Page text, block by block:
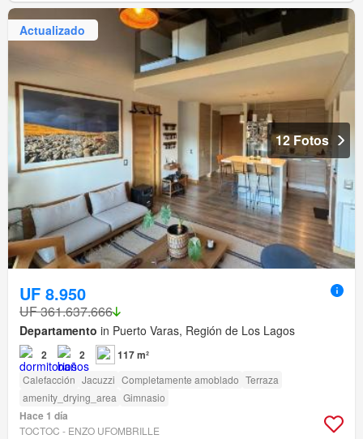
Actualizado
12 Fotos
UF 8.950
UF 361.637.666
Departamento in Puerto Varas, Región de Los Lagos
2 2 117 m²
Calefacción Jacuzzi Completamente amoblado Terraza
amenity_drying_area Gimnasio
Hace 1 día
TOCTOC - ENZO UFOMBRILLE